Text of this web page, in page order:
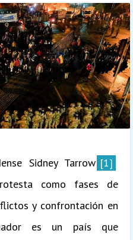
Sidney Tarrow [1]
como fases de
y confrontación en
es un país que